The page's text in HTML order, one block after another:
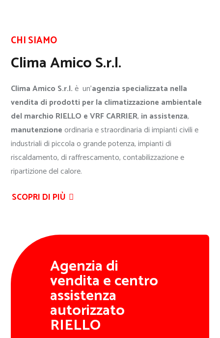
CHI SIAMO
Clima Amico S.r.l.
Clima Amico S.r.l.è un’agenzia specializzata nella
vendita di prodotti per la climatizzazione ambientale
del marchio RIELLO e VRF CARRIER, in assistenza,
manutenzioneordinaria e straordinaria di impianti civili e
industriali di piccola o grande potenza, impianti di
riscaldamento, di raffrescamento, contabilizzazione e
ripartizione del calore.
SCOPRI DI PIÙ
Agenzia di
vendita e centro
assistenza
autorizzato
RIELLO